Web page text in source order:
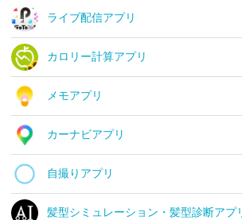
ライブ配信アプリ
カロリー計算アプリ
メモアプリ
カーナビアプリ
自撮りアプリ
髪型シミュレーション・髪型診断アプ